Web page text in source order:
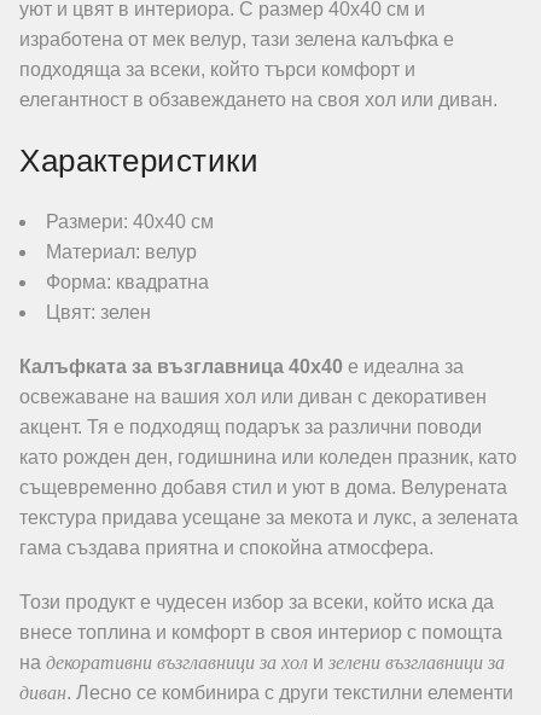
уют и цвят в интериора. С размер 40х40 см и
изработена от мек велур, тази зелена калъфка е
подходяща за всеки, който търси комфорт и
елегантност в обзавеждането на своя хол или диван.
Характеристики
Размери: 40х40 см
Материал: велур
Форма: квадратна
Цвят: зелен
Калъфката за възглавница 40х40 е идеална за
освежаване на вашия хол или диван с декоративен
акцент. Тя е подходящ подарък за различни поводи
като рожден ден, годишнина или коледен празник, като
същевременно добавя стил и уют в дома. Велурената
текстура придава усещане за мекота и лукс, а зелената
гама създава приятна и спокойна атмосфера.
Този продукт е чудесен избор за всеки, който иска да
внесе топлина и комфорт в своя интериор с помощта
на декоративни възглавници за хол и зелени възглавници за
диван. Лесно се комбинира с други текстилни елементи